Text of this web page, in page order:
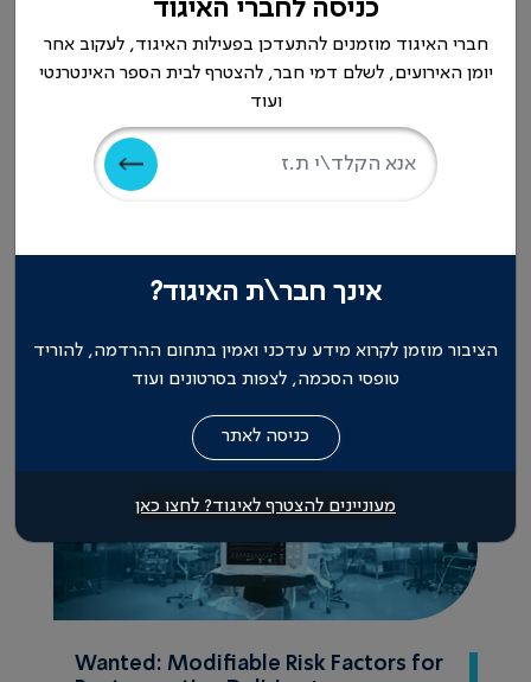
אירועים וכנסים קרובים
17
הכנס הבינלאומי של איגוד הרופאים
לכל האירועים והכנסים >
חדשות בתחום הרדמה
Wanted: Modifiable Risk Factors for
כניסה לחברי האיגוד
חברי האיגוד מוזמנים להתעדכן בפעילות האיגוד, לעקוב אחר
יומן האירועים, לשלם דמי חבר, להצטרף לבית הספר האינטרנטי
ועוד
אינך חבר\ת האיגוד?
הציבור מוזמן לקרוא מידע עדכני ואמין בתחום ההרדמה, להוריד
טופסי הסכמה, לצפות בסרטונים ועוד
מעוניינים להצטרף לאיגוד? לחצו כאן